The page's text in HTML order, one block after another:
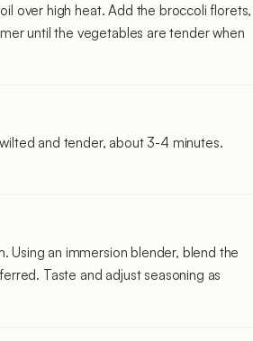
over high heat. Add the broccoli florets,
until the vegetables are tender when
and tender, about 3-4 minutes.
Using an immersion blender, blend the
Taste and adjust seasoning as